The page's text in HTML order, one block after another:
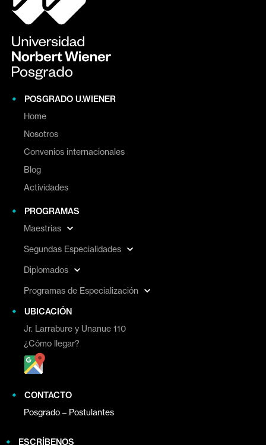
POSGRADO U.WIENER
Home
Nosotros
Convenios internacionales
Blog
Actividades
PROGRAMAS
Maestrías
Segundas Especialidades
Diplomados
Programas de Especialización
UBICACIÓN
Jr. Larrabure y Unanue 110
¿Cómo llegar?
CONTACTO
Posgrado – Postulantes
ESCRÍBENOS